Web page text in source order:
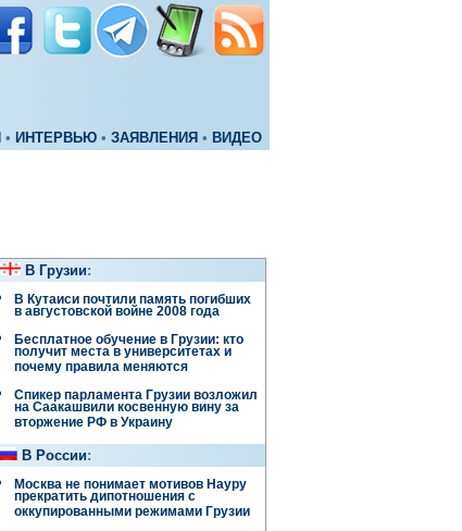
• ИНТЕРВЬЮ • ЗАЯВЛЕНИЯ • ВИДЕО
В Грузии:
В Кутаиси почтили память погибших
в августовской войне 2008 года
Бесплатное обучение в Грузии: кто
получит места в университетах и
почему правила меняются
Спикер парламента Грузии возложил
на Саакашвили косвенную вину за
вторжение РФ в Украину
В России:
Москва не понимает мотивов Науру
прекратить дипотношения с
оккупированными режимами Грузии